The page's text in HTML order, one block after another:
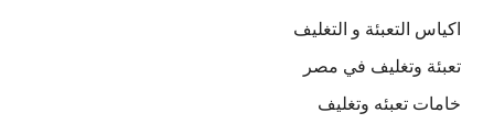
اكياس التعبئة و التغليف
تعبئة وتغليف في مصر
خامات تعبئه وتغليف